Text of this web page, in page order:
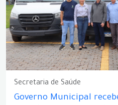
Secretaria de Saúde
Governo Municipal